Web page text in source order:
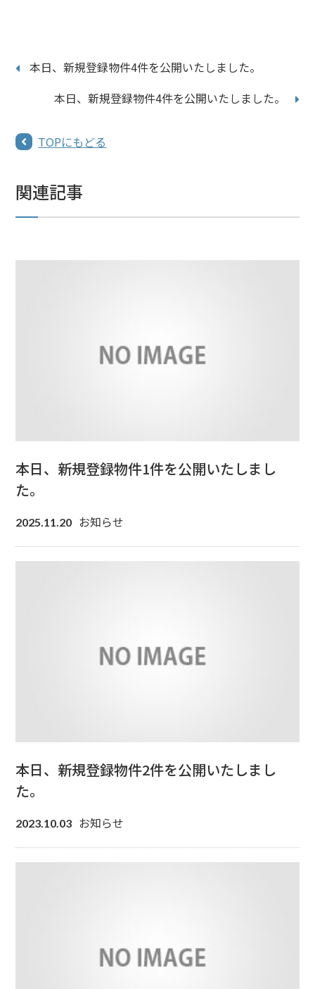
本日、新規登録物件4件を公開いたしました。
本日、新規登録物件4件を公開いたしました。
TOPにもどる
関連記事
本日、新規登録物件1件を公開いたしまし
た。
2025.11.20 お知らせ
本日、新規登録物件2件を公開いたしまし
た。
2023.10.03 お知らせ